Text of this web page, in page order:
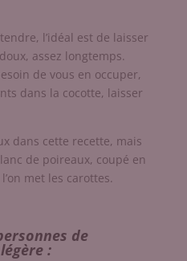
l’idéal est de laisser
assez longtemps.
de vous en occuper,
dans la cocotte, laisser
dans cette recette, mais
de poireaux, coupé en
met les carottes.
de
: